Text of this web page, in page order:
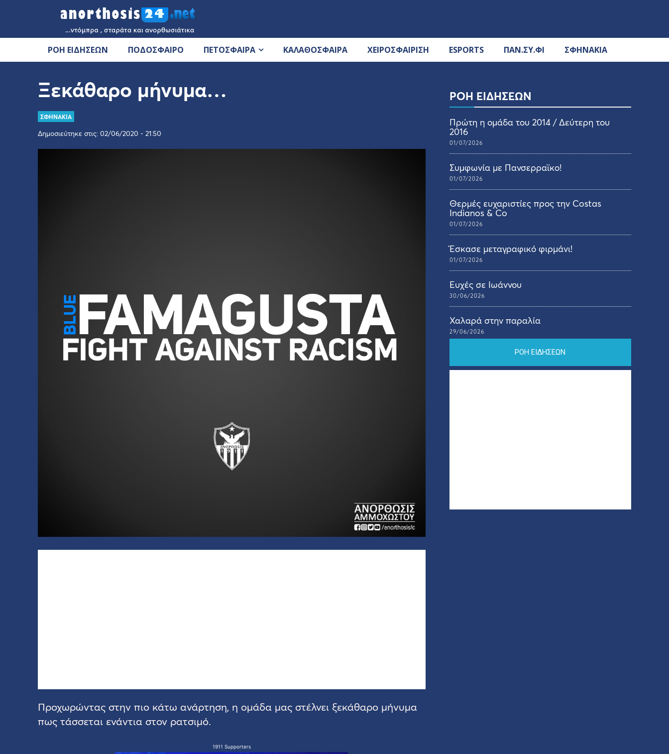
ΡΟΗ ΕΙΔΗΣΕΩΝ ΠΟΔΟΣΦΑΙΡΟ ΠΕΤΟΣΦΑΙΡΑ ΚΑΛΑΘΟΣΦΑΙΡΑ ΧΕΙΡΟΣΦΑΙΡΙΣΗ ESPORTS ΠΑΝ.ΣΥ.ΦΙ ΣΦΗΝΑΚΙΑ
Ξεκάθαρο μήνυμα…
ΣΦΗΝΑΚΙΑ
Δημοσιεύτηκε στις: 02/06/2020 - 21:50
Προχωρώντας στην πιο κάτω ανάρτηση, η ομάδα μας στέλνει ξεκάθαρο μήνυμα
πως τάσσεται ενάντια στον ρατσιμό.
1911 Supporters
ΡΟΗ ΕΙΔΗΣΕΩΝ
Πρώτη η ομάδα του 2014 / Δεύτερη του
2016
01/07/2026
Συμφωνία με Πανσερραϊκο!
01/07/2026
Θερμές ευχαριστίες προς την Costas
Indianos & Co
01/07/2026
Έσκασε μεταγραφικό φιρμάνι!
01/07/2026
Ευχές σε Ιωάννου
30/06/2026
Χαλαρά στην παραλία
29/06/2026
ΡΟΗ ΕΙΔΗΣΕΩΝ